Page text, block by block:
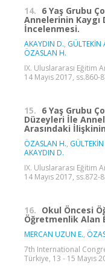
14. 6 Yaş Grubu
Annelerinin Kaygı
İncelenmesi.
AKAYDIN D., GÜLTEKİN
ÖZASLAN H.
IX. Uluslararası Eğitim
14 Mayıs 2017,
15. 6 Yaş Grubu
Düzeyleri İle
Arasındaki
ÖZASLAN H.,
AKAYDIN D.
IX. Uluslararası Eğitim
14 Mayıs 2017,
16. Okul Öncesi
Öğretmenlik Alan
MERCAN UZUN E.,
7th International
Türkiye, 13 - 15 Mayıs